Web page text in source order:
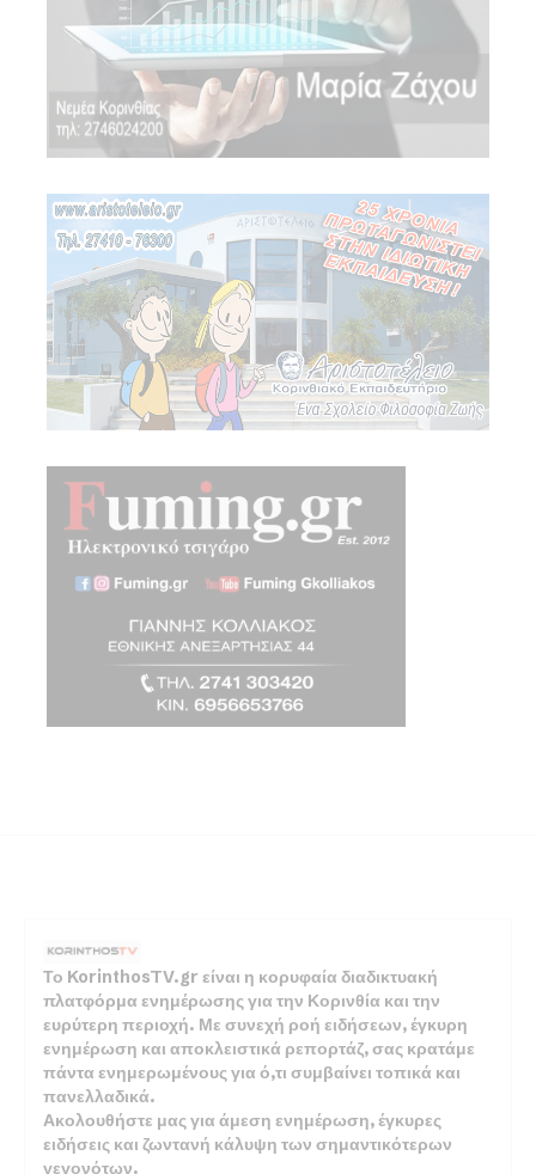
Το KorinthosTV.gr είναι η κορυφαία διαδικτυακή
πλατφόρμα ενημέρωσης για την Κορινθία και την
ευρύτερη περιοχή. Με συνεχή ροή ειδήσεων, έγκυρη
ενημέρωση και αποκλειστικά ρεπορτάζ, σας κρατάμε
πάντα ενημερωμένους για ό,τι συμβαίνει τοπικά και
πανελλαδικά.
Ακολουθήστε μας για άμεση ενημέρωση, έγκυρες
ειδήσεις και ζωντανή κάλυψη των σημαντικότερων
γεγονότων.